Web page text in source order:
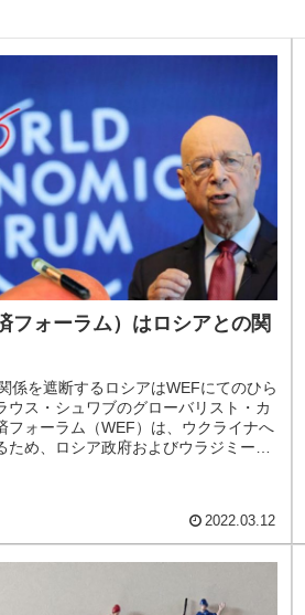
フォーラム）はロシアとの関
係を遮断するロシアはWEFにてのひら
ウス・シュワブのグローバリスト・カ
フォーラム（WEF）は、ウクライナへ
ため、ロシア政府およびウラジミー
2022.03.12